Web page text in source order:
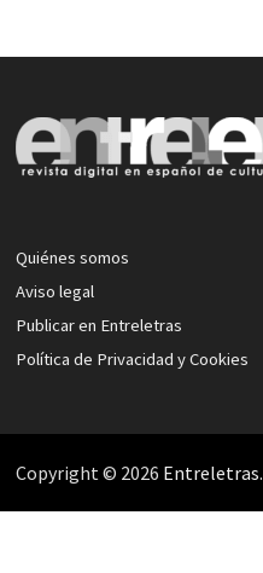
Quiénes somos
Aviso legal
Publicar en Entreletras
Política de Privacidad y Cookies
Copyright © 2026 Entreletras.